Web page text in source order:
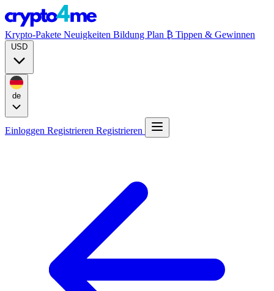
Krypto-Pakete Neuigkeiten Bildung Plan ₿ Tippen & Gewinnen
Einloggen Registrieren Registrieren